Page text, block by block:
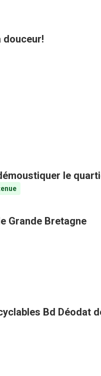
douceur!
le
Grande Bretagne
Bd Déodat